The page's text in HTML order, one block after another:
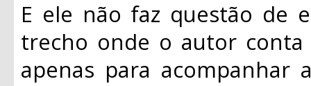
E ele não faz questão de
trecho onde o autor
apenas para acompanhar